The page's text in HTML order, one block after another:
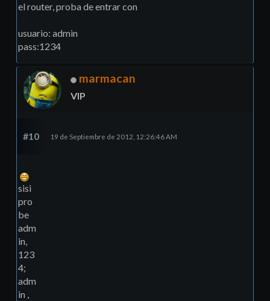
el router, proba de entrar con
usuario: admin
pass:1234
marmacan
VIP
#10 19 de Septiembre de 2012, 12:26:46 AM
sisi
pro
be
adm
in,
123
4;
adm
in ,